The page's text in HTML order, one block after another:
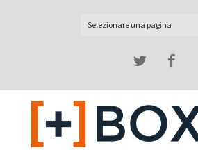
Selezionare una pagina
Twitter